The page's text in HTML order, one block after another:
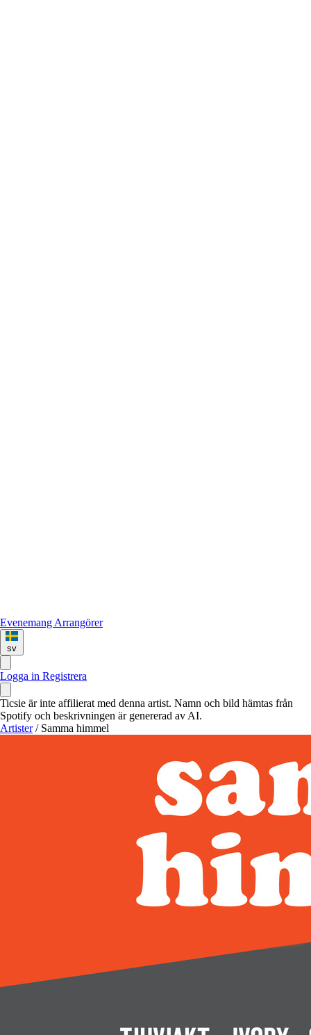
Evenemang Arrangörer
sv
Logga in Registrera
Ticsie är inte affilierat med denna artist. Namn och bild hämtas från
Spotify och beskrivningen är genererad av AI.
Artister / Samma himmel